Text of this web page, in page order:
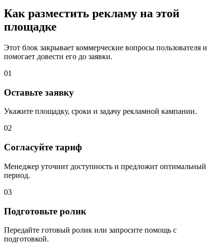
Как разместить рекламу на этой
площадке
Этот блок закрывает коммерческие вопросы пользователя и
помогает довести его до заявки.
01
Оставьте заявку
Укажите площадку, сроки и задачу рекламной кампании.
02
Согласуйте тариф
Менеджер уточнит доступность и предложит оптимальный
период.
03
Подготовьте ролик
Передайте готовый ролик или запросите помощь с
подготовкой.